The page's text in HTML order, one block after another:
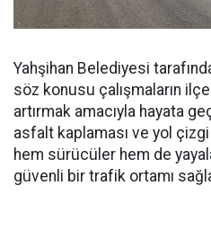
Yahşihan Belediyesi
söz konusu çalışmaların
artırmak amacıyla hayata
asfalt kaplaması ve yol
hem sürücüler hem de
güvenli bir trafik ortamı